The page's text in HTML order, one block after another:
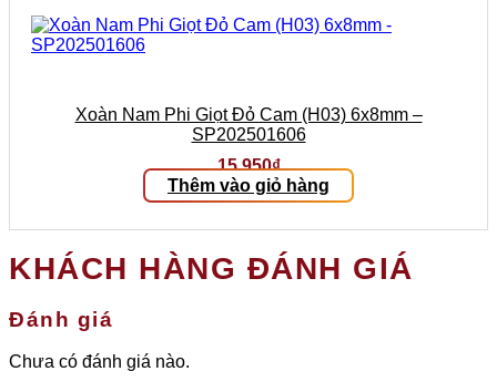
Xoàn Nam Phi Giọt Đỏ Cam (H03) 6x8mm –
SP202501606
15.950₫
Thêm vào giỏ hàng
KHÁCH HÀNG ĐÁNH GIÁ
Đánh giá
Chưa có đánh giá nào.